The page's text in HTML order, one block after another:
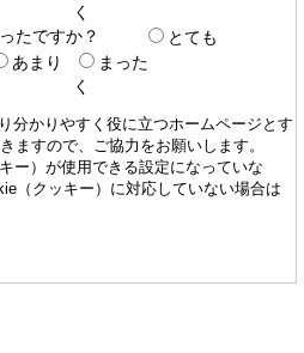
く
たですか？
とても
あまり
まった
く
分かりやすく役に立つホームページとす
ますので、ご協力をお願いします。
ー）が使用できる設定になっていな
（クッキー）に対応していない場合は